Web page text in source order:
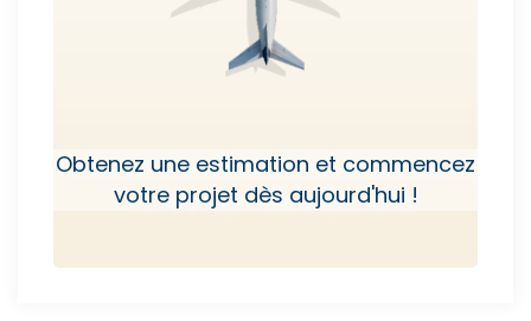
Obtenez une estimation et commencez
votre projet dès aujourd'hui !